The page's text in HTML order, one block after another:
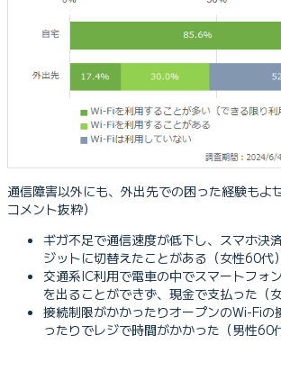
通信障害以外にも、外出先での困った経験もよ
コメント抜粋）
ギガ不足で通信速度が低下し、スマホ決
ジットに切替えたことがある（女性60代）
交通系IC利用で電車の中でスマートフォ
を出ることができず、現金で支払った（
接続制限がかかったりオープンのWi-Fiの
ったりでレジで時間がかかった（男性60